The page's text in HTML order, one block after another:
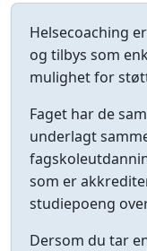
Helsecoaching
og tilbys som
mulighet for
Faget har de
underlagt
som er
studiepoeng
Dersom du tar